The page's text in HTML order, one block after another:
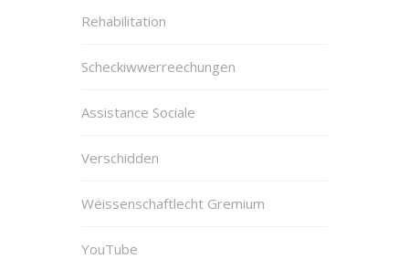
Rehabilitation
Scheckiwwerreechungen
Assistance Sociale
Verschidden
Wëissenschaftlecht Gremium
YouTube